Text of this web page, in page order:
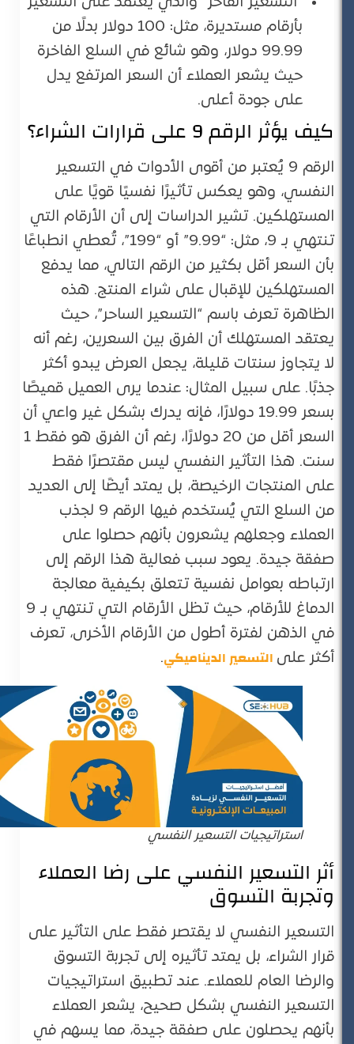
بأرقام مستديرة، مثل: 100 دولار بدلًا من
99.99 دولار، وهو شائع في السلع الفاخرة
حيث يشعر العملاء أن السعر المرتفع يدل
على جودة أعلى​.
كيف يؤثر الرقم 9 على قرارات الشراء؟
الرقم 9 يُعتبر من أقوى الأدوات في التسعير
النفسي، وهو يعكس تأثيرًا نفسيًا قويًا على
المستهلكين. تشير الدراسات إلى أن الأرقام التي
تنتهي بـ 9، مثل: “9.99” أو “199”، تُعطي انطباعًا
بأن السعر أقل بكثير من الرقم التالي، مما يدفع
المستهلكين للإقبال على شراء المنتج. هذه
الظاهرة تعرف باسم “التسعير الساحر”، حيث
يعتقد المستهلك أن الفرق بين السعرين، رغم أنه
لا يتجاوز سنتات قليلة، يجعل العرض يبدو أكثر
جذبًا. على سبيل المثال: عندما يرى العميل قميصًا
بسعر 19.99 دولارًا، فإنه يدرك بشكل غير واعي أن
السعر أقل من 20 دولارًا، رغم أن الفرق هو فقط 1
سنت. هذا التأثير النفسي ليس مقتصرًا فقط
على المنتجات الرخيصة، بل يمتد أيضًا إلى العديد
من السلع التي يُستخدم فيها الرقم 9 لجذب
العملاء وجعلهم يشعرون بأنهم حصلوا على
صفقة جيدة. يعود سبب فعالية هذا الرقم إلى
ارتباطه بعوامل نفسية تتعلق بكيفية معالجة
الدماغ للأرقام، حيث تظل الأرقام التي تنتهي بـ 9
في الذهن لفترة أطول من الأرقام الأخرى، تعرف
أكثر علىالتسعير الديناميكي.​
استراتيجيات التسعير النفسي
أثر التسعير النفسي على رضا العملاء
وتجربة التسوق
التسعير النفسي لا يقتصر فقط على التأثير على
قرار الشراء، بل يمتد تأثيره إلى تجربة التسوق
والرضا العام للعملاء. عند تطبيق استراتيجيات
التسعير النفسي بشكل صحيح، يشعر العملاء
بأنهم يحصلون على صفقة جيدة، مما يسهم في